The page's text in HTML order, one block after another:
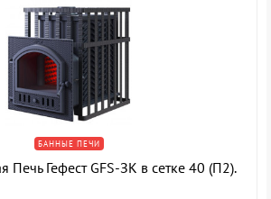
БАННЫЕ ПЕЧИ
Печь Гефест GFS-ЗК в сетке 40 (П2).